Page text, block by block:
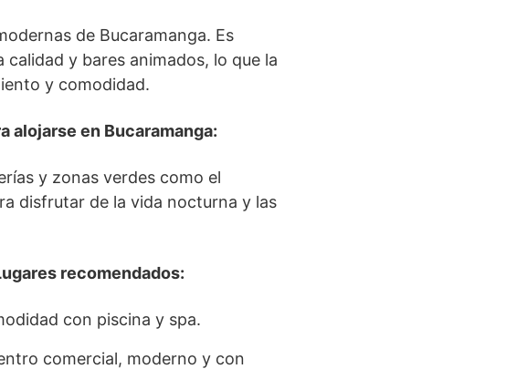
de Bucaramanga. Es
y bares animados, lo que la
y comodidad.
alojarse en Bucaramanga:
y zonas verdes como el
disfrutar de la vida nocturna y las
recomendados:
con piscina y spa.
comercial, moderno y con